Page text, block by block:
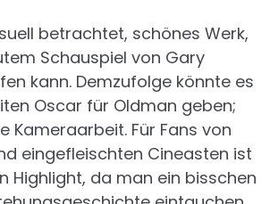
betrachtet, schönes Werk,
Schauspiel von Gary
kann. Demzufolge könnte es
Oscar für Oldman geben;
Kameraarbeit. Für Fans von
eingefleischten Cineasten ist
Highlight, da man ein bisschen